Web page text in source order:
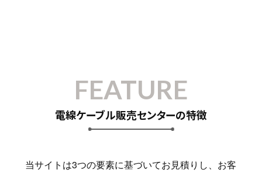
FEATURE
電線ケーブル販売センターの特徴
当サイトは3つの要素に基づいてお見積りし、お客